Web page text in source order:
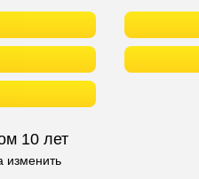
10 лет
изменить